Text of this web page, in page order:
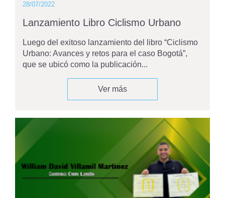
28/07/2022
Lanzamiento Libro Ciclismo Urbano
Luego del exitoso lanzamiento del libro “Ciclismo
Urbano: Avances y retos para el caso Bogotá”,
que se ubicó como la publicación...
Ver más